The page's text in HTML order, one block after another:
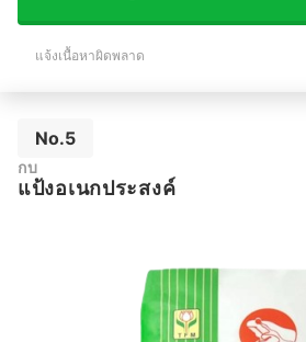
แจ้งเนื้อหาผิดพลาด
No.5
กบ
แป้งอเนกประสงค์